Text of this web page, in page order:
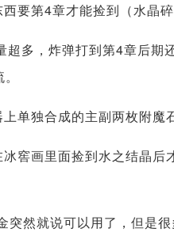
要第4章才能捡到（水晶
超多，炸弹打到第4章后期
单独合成的主副两枚附魔
窖画里面捡到水之结晶
突然就说可以用了，但是